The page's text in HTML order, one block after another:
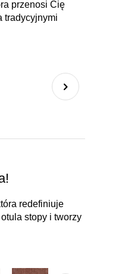
przenosi Cię
tradycyjnymi
redefiniuje
stopy i tworzy